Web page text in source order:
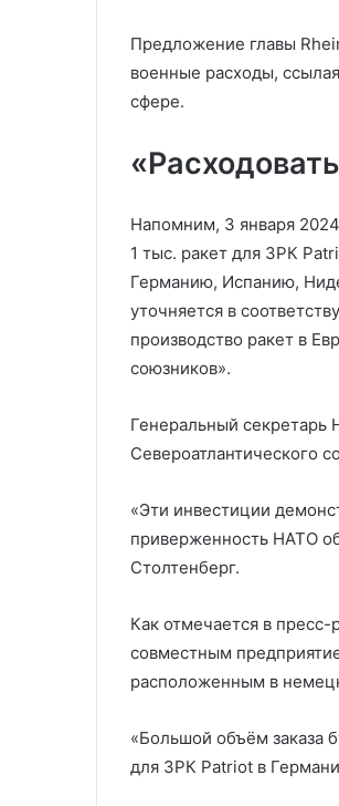
Предложение главы
военные расходы,
сфере.
Напомним, 3 января
1 тыс. ракет для ЗРК
Германию, Испанию,
уточняется в
производство ракет в
союзников».
Генеральный секретарь
Североатлантического
«Эти инвестиции
приверженность НАТО
Столтенберг.
Как отмечается в
совместным
расположенным в
«Большой объём заказа
для ЗРК Patriot в